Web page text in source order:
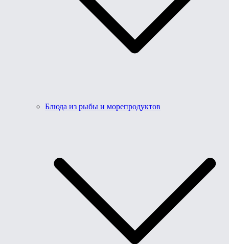
Блюда из рыбы и морепродуктов